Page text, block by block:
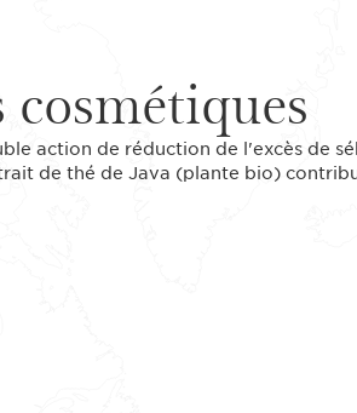
action de réduction de l'excès de
de thé de Java (plante bio)